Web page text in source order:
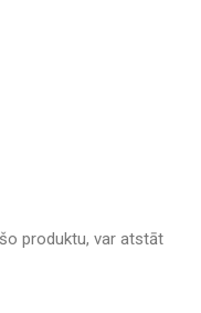
produktu, var atstāt